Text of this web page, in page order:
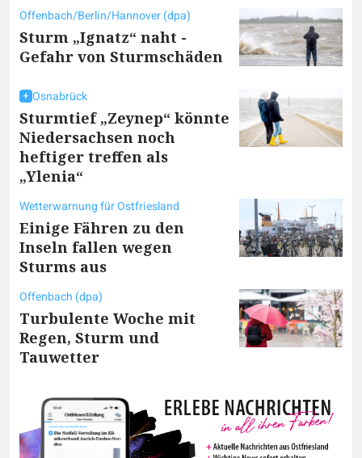
Offenbach/Berlin/Hannover (dpa)
Sturm „Ignatz“ naht -
Gefahr von Sturmschäden
Osnabrück
Sturmtief „Zeynep“ könnte
Niedersachsen noch
heftiger treffen als
„Ylenia“
Wetterwarnung für Ostfriesland
Einige Fähren zu den
Inseln fallen wegen
Sturms aus
Offenbach (dpa)
Turbulente Woche mit
Regen, Sturm und
Tauwetter